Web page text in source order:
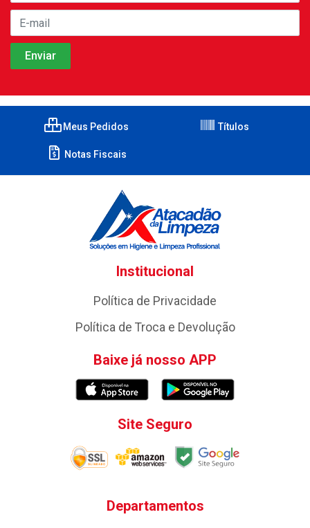
Meus Pedidos Títulos
Notas Fiscais
Institucional
Política de Privacidade
Política de Troca e Devolução
Baixe já nosso APP
Site Seguro
Departamentos